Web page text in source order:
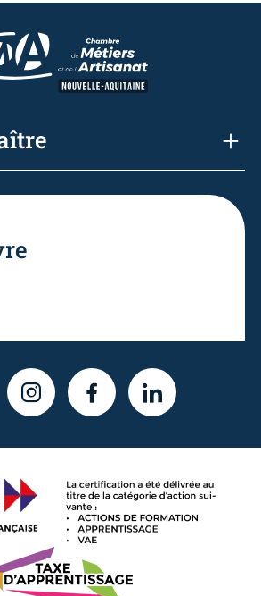
INSTAGRAMFACEBOOKLINKEDIN